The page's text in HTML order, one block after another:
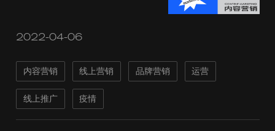
2022-04-06
内容营销 线上营销 品牌营销 运营
线上推广 疫情